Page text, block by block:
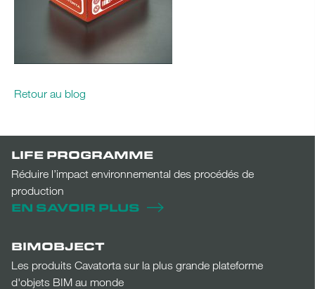
Retour au blog
LIFE PROGRAMME
Réduire l’impact environnemental des procédés de
production
EN SAVOIR PLUS
BIMOBJECT
Les produits Cavatorta sur la plus grande plateforme
d'objets BIM au monde